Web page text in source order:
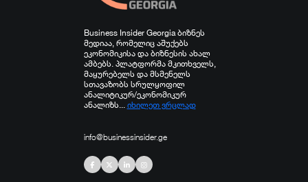
Business Insider Georgia ბიზნეს
მედიაა, რომელიც აშუქებს
ეკონომიკისა და ბიზნესის ახალ
ამბებს. პლატფორმა მკითხველს,
მაყურებელს და მსმენელს
სთავაზობს სრულყოფილ
ანალიტიკურ/ეკონომიკურ
ანალიზს... იხილეთ ვრცლად
info@businessinsider.ge